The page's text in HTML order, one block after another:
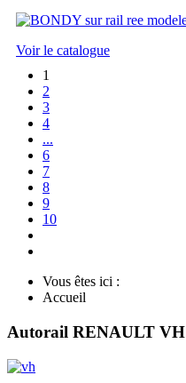
Voir le catalogue
1
2
3
4
...
6
7
8
9
10
Vous êtes ici :
Accueil
Autorail RENAULT VH